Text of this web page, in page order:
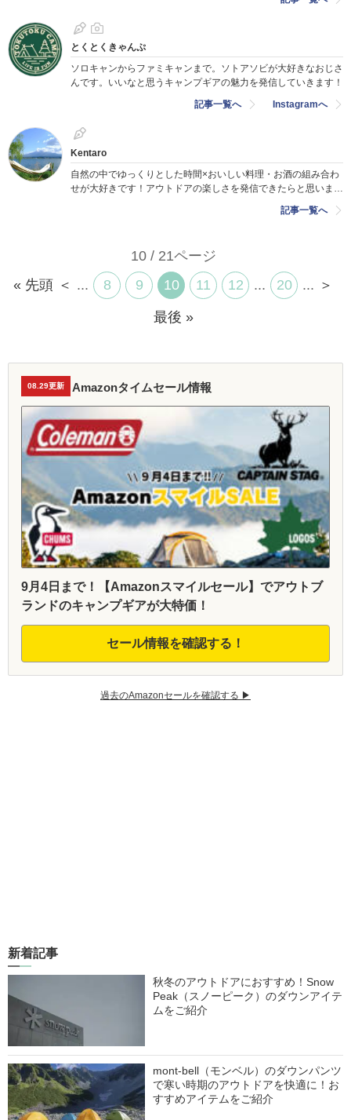
とくとくきゃんぷ
ソロキャンからファミキャンまで。ソトアソビが大好きなおじさ
んです。いいなと思うキャンプギアの魅力を発信していきます！
記事一覧へ
Instagramへ
Kentaro
自然の中でゆっくりとした時間×おいしい料理・お酒の組み合わ
せが大好きです！アウトドアの楽しさを発信できたらと思いま
記事一覧へ
10 / 21ページ
« 先頭 ＜ ... 8 9 10 11 12 ... 20 ... ＞
最後 »
08.29更新 Amazonタイムセール情報
9月4日まで！【Amazonスマイルセール】でアウトブ
ランドのキャンプギアが大特価！
セール情報を確認する！
過去のAmazonセールを確認する ▶︎
新着記事
秋冬のアウトドアにおすすめ！Snow
Peak（スノーピーク）のダウンアイテ
ムをご紹介
mont-bell（モンベル）のダウンパンツ
で寒い時期のアウトドアを快適に！お
すすめアイテムをご紹介